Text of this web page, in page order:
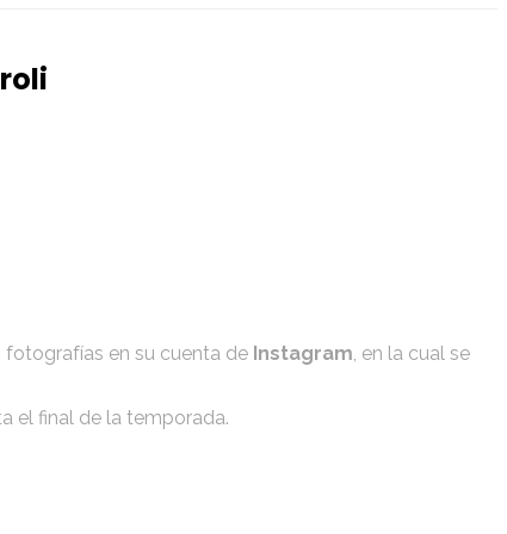
fotografías en su cuenta de Instagram, en la cual se
el final de la temporada.